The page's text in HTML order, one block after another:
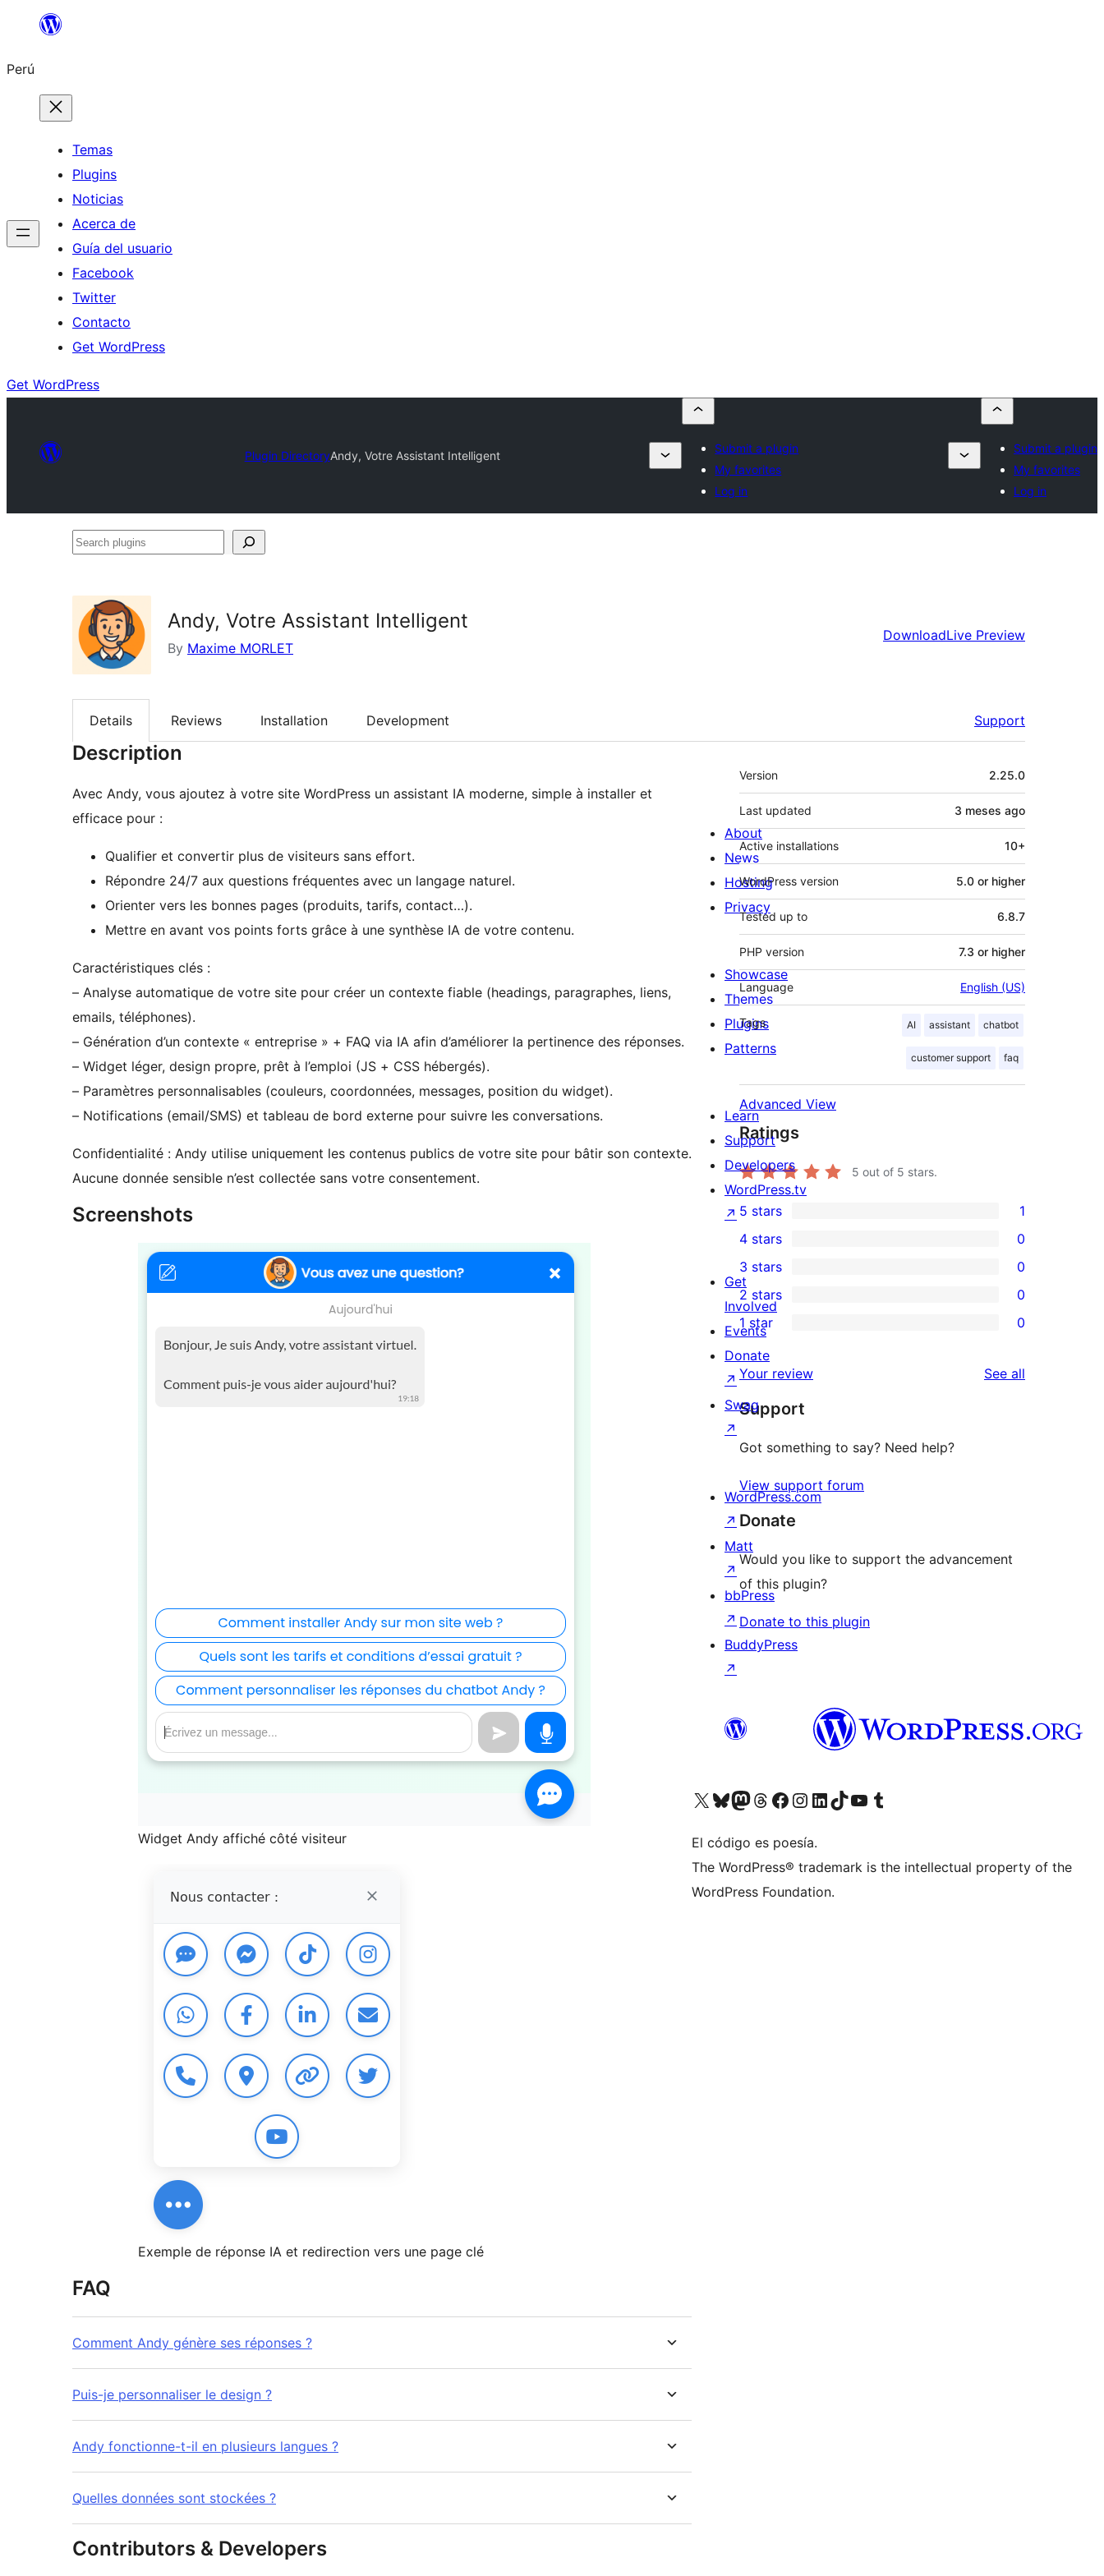
Saltar
contenido
Perú
Temas
Plugins
Noticias
Acerca de
Guía del usuario
Facebook
Twitter
Contacto
Get WordPress
Get WordPress
Plugin DirectoryAndy, Votre Assistant Intelligent
Submit a plugin
My favorites
Log in
Submit a plugin
My favorites
Log in
Search
Andy, Votre Assistant Intelligent
By Maxime MORLET
DownloadLive Preview
Details Reviews Installation Development Support
Description
Avec Andy, vous ajoutez à votre site WordPress un assistant IA moderne, simple à installer et
efficace pour :
Qualifier et convertir plus de visiteurs sans effort.
Répondre 24/7 aux questions fréquentes avec un langage naturel.
Orienter vers les bonnes pages (produits, tarifs, contact…).
Mettre en avant vos points forts grâce à une synthèse IA de votre contenu.
Caractéristiques clés :
– Analyse automatique de votre site pour créer un contexte fiable (headings, paragraphes, liens,
emails, téléphones).
– Génération d’un contexte « entreprise » + FAQ via IA afin d’améliorer la pertinence des réponses.
– Widget léger, design propre, prêt à l’emploi (JS + CSS hébergés).
– Paramètres personnalisables (couleurs, coordonnées, messages, position du widget).
– Notifications (email/SMS) et tableau de bord externe pour suivre les conversations.
Confidentialité : Andy utilise uniquement les contenus publics de votre site pour bâtir son contexte.
Aucune donnée sensible n’est collectée sans votre consentement.
Screenshots
Widget Andy affiché côté visiteur
Exemple de réponse IA et redirection vers une page clé
FAQ
Comment Andy génère ses réponses ?
Puis-je personnaliser le design ?
Andy fonctionne-t-il en plusieurs langues ?
Quelles données sont stockées ?
Contributors & Developers
Meta
Version 2.25.0
Last updated 3 meses ago
Active installations 10+
WordPress version 5.0 or higher
Tested up to 6.8.7
PHP version 7.3 or higher
Language English (US)
Tags AI assistant chatbot
customer support faq
Advanced View
Ratings
5 out of 5 stars.
1
5-
star
review
5 stars 1
4-
star
reviews
4 stars 0
0
3-
star
reviews
3 stars 0
0
2-
star
reviews
2 stars 0
0
1-
star
reviews
1 star 0
Your review See all
Support
Got something to say? Need help?
View support forum
Donate
Would you like to support the advancement
of this plugin?
Donate to this plugin
About
News
Hosting
Privacy
Showcase
Themes
Plugins
Patterns
Learn
Support
Developers
WordPress.tv
↗
Get
Involved
Events
Donate
↗
Swag
↗
WordPress.com
↗
Matt
↗
bbPress
↗
BuddyPress
↗
Visit our X (formerly Twitter) account
Visit our Bluesky account
Visit our Mastodon account
Visit our Threads account
Visit our Facebook page
Visit our Instagram account
Visit our LinkedIn account
Visit our TikTok account
Visit our YouTube channel
Visit our Tumblr account
El código es poesía.
The WordPress® trademark is the intellectual property of the
WordPress Foundation.